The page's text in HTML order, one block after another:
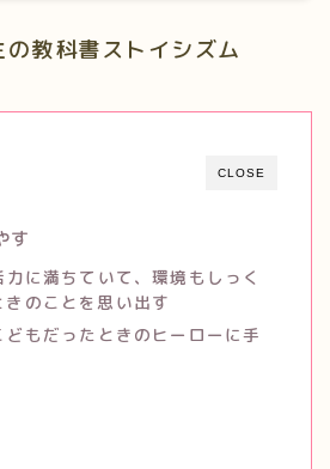
の教科書ストイシズム
CLOSE
す
に満ちていて、環境もしっく
きのことを思い出す
もだったときのヒーローに手